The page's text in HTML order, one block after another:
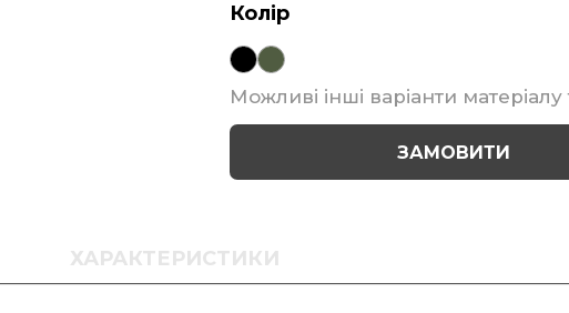
Колір
Можливі інші варіанти матеріалу
ЗАМОВИТИ
ХАРАКТЕРИСТИКИ